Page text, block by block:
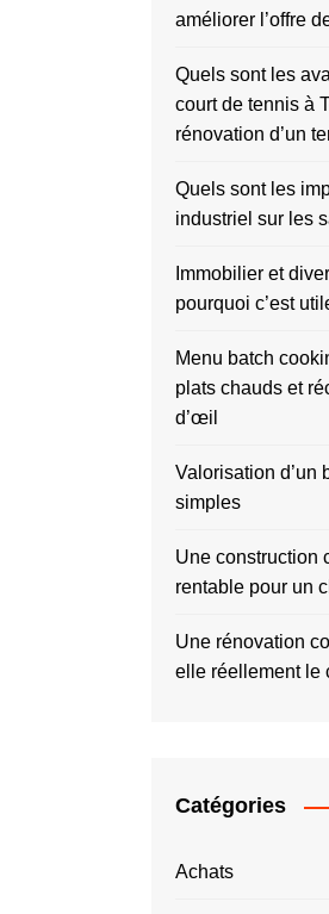
améliorer l’offre
Quels sont les
court de tennis à
rénovation d’un
Quels sont les
industriel sur les
Immobilier et
pourquoi c’est
Menu batch
plats chauds et
d’œil
Valorisation d’un
simples
Une construction
rentable pour un
Une rénovation
elle réellement le
Catégories
Achats